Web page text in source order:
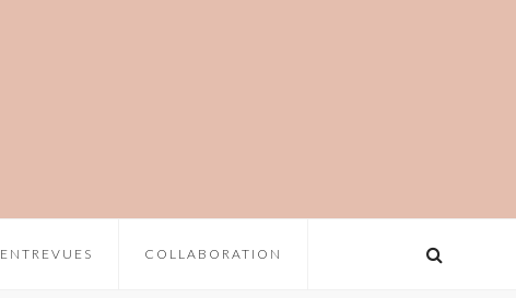
ENTREVUES COLLABORATION